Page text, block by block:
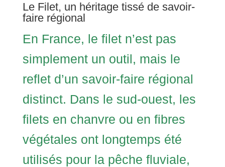
Le Filet, un héritage tissé de savoir-
faire régional
En France, le filet n’est pas
simplement un outil, mais le
reflet d’un savoir-faire régional
distinct. Dans le sud-ouest, les
filets en chanvre ou en fibres
végétales ont longtemps été
utilisés pour la pêche fluviale,